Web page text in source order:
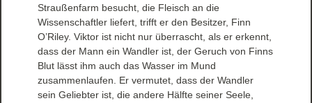
Straußenfarm besucht, die Fleisch an die
Wissenschaftler liefert, trifft er den Besitzer, Finn
O’Riley. Viktor ist nicht nur überrascht, als er erkennt,
dass der Mann ein Wandler ist, der Geruch von Finns
Blut lässt ihm auch das Wasser im Mund
zusammenlaufen. Er vermutet, dass der Wandler
sein Geliebter ist, die andere Hälfte seiner Seele,